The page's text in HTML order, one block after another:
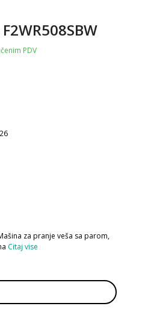
PDV
za pranje veša sa parom,
Citaj vise